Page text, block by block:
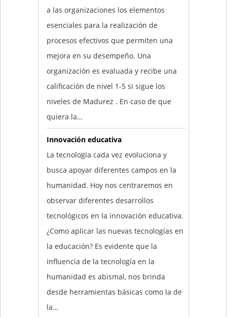
a las organizaciones los elementos
esenciales para la realización de
procesos efectivos que permiten una
mejora en su desempeño. Una
organización es evaluada y recibe una
calificación de nivel 1-5 si sigue los
niveles de Madurez . En caso de que
quiera la…
Innovación educativa
La tecnología cada vez evoluciona y
busca apoyar diferentes campos en la
humanidad. Hoy nos centraremos en
observar diferentes desarrollos
tecnológicos en la innovación educativa.
¿Como aplicar las nuevas tecnologías en
la educación? Es evidente que la
influencia de la tecnología en la
humanidad es abismal, nos brinda
desde herramientas básicas como la de
la…